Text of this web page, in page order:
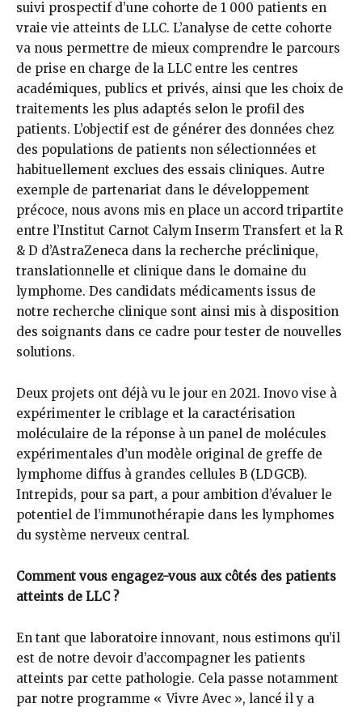
suivi prospectif d’une cohorte de 1 000 patients en
vraie vie atteints de LLC. L’analyse de cette cohorte
va nous permettre de mieux comprendre le parcours
de prise en charge de la LLC entre les centres
académiques, publics et privés, ainsi que les choix de
traitements les plus adaptés selon le profil des
patients. L’objectif est de générer des données chez
des populations de patients non sélectionnées et
habituellement exclues des essais cliniques. Autre
exemple de partenariat dans le développement
précoce, nous avons mis en place un accord tripartite
entre l’Institut Carnot Calym Inserm Transfert et la R
& D d’AstraZeneca dans la recherche préclinique,
translationnelle et clinique dans le domaine du
lymphome. Des candidats médicaments issus de
notre recherche clinique sont ainsi mis à disposition
des soignants dans ce cadre pour tester de nouvelles
solutions.
Deux projets ont déjà vu le jour en 2021. Inovo vise à
expérimenter le criblage et la caractérisation
moléculaire de la réponse à un panel de molécules
expérimentales d’un modèle original de greffe de
lymphome diffus à grandes cellules B (LDGCB).
Intrepids, pour sa part, a pour ambition d’évaluer le
potentiel de l’immunothérapie dans les lymphomes
du système nerveux central.
Comment vous engagez-vous aux côtés des patients
atteints de LLC ?
En tant que laboratoire innovant, nous estimons qu’il
est de notre devoir d’accompagner les patients
atteints par cette pathologie. Cela passe notamment
par notre programme « Vivre Avec », lancé il y a